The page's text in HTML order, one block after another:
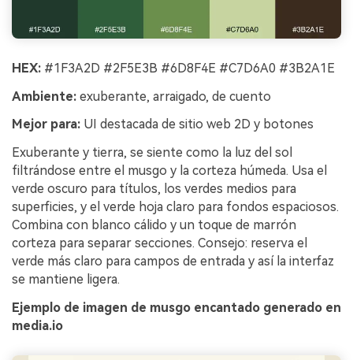
HEX: #1F3A2D #2F5E3B #6D8F4E #C7D6A0 #3B2A1E
Ambiente: exuberante, arraigado, de cuento
Mejor para: UI destacada de sitio web 2D y botones
Exuberante y tierra, se siente como la luz del sol
filtrándose entre el musgo y la corteza húmeda. Usa el
verde oscuro para títulos, los verdes medios para
superficies, y el verde hoja claro para fondos espaciosos.
Combina con blanco cálido y un toque de marrón
corteza para separar secciones. Consejo: reserva el
verde más claro para campos de entrada y así la interfaz
se mantiene ligera.
Ejemplo de imagen de musgo encantado generado en
media.io